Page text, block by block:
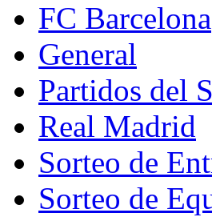
FC Barcelona
General
Partidos del
Real Madrid
Sorteo de
Sorteo de